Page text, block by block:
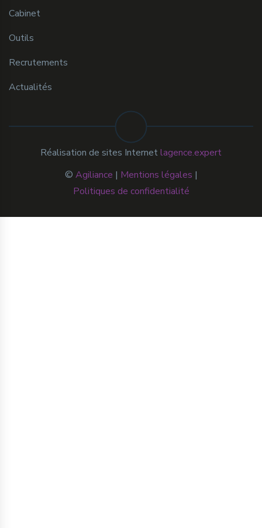
Cabinet
Outils
Recrutements
Actualités
© Agiliance | Mentions légales |
Politiques de confidentialité
Réalisation de sites Internetlagence.expert